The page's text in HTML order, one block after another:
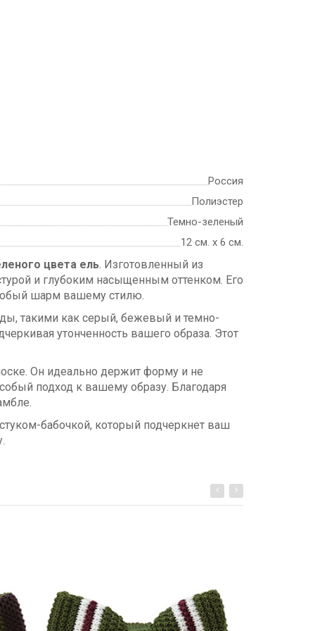
Россия
Полиэстер
Темно-зеленый
12 см. х 6 см.
цвета ель. Изготовленный из
и глубоким насыщенным оттенком. Его
шарм вашему стилю.
такими как серый, бежевый и темно-
утонченность вашего образа. Этот
Он идеально держит форму и не
подход к вашему образу. Благодаря
бабочкой, который подчеркнет ваш